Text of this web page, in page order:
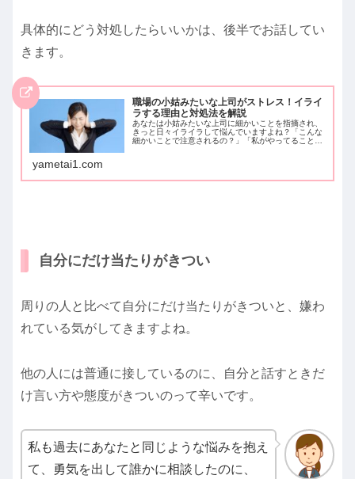
具体的にどう対処したらいいかは、後半でお話してい
きます。
職場の小姑みたいな上司がストレス！イライ
ラする理由と対処法を解説
あなたは小姑みたいな上司に細かいことを指摘され、
きっと日々イライラして悩んでいますよね？「こんな
細かいことで注意されるの？」「私がやってることず
yametai1.com
自分にだけ当たりがきつい
周りの人と比べて自分にだけ当たりがきついと、嫌わ
れている気がしてきますよね。
他の人には普通に接しているのに、自分と話すときだ
け言い方や態度がきついのって辛いです。
私も過去にあなたと同じような悩みを抱え
て、勇気を出して誰かに相談したのに、